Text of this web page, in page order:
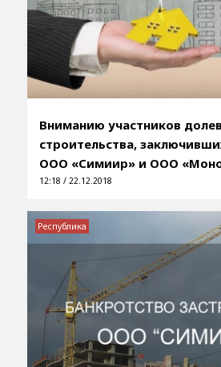
Вниманию участников
строительства,
ООО «Симиир» и ООО
12:18 / 22.12.2018
Республика